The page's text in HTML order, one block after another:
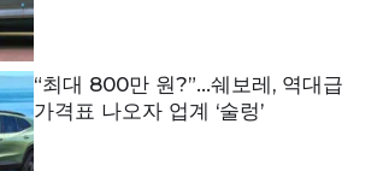
“최대 800만 원?”…쉐보레, 역대급
가격표 나오자 업계 ‘술렁’